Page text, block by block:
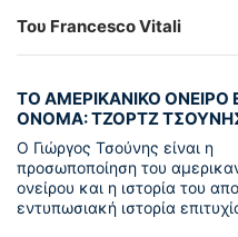
Του Francesco Vitali
ΤΟ ΑΜΕΡΙΚΑΝΙΚΟ ΟΝΕΙΡΟ
ΟΝΟΜΑ: ΤΖΟΡΤΖ
Ο Γιώργος Τσούνης είναι η
προσωποποίηση του
ονείρου και η ιστορία του
εντυπωσιακή ιστορία